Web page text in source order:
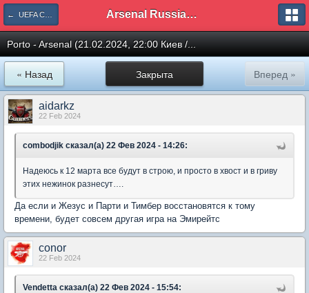
← UEFA Champions League Arsenal Russian Speaking Supporters Club
Porto - Arsenal (21.02.2024, 22:00 Киев /...
Закрыта
« Назад Вперед »
aidarkz
22 Feb 2024
combodjik сказал(а) 22 Фев 2024 - 14:26:
Надеюсь к 12 марта все будут в строю, и просто в хвост и в гриву
этих нежинок разнесут….
Да если и Жезус и Парти и Тимбер восстановятся к тому
времени, будет совсем другая игра на Эмирейтс
conor
22 Feb 2024
Vendetta сказал(а) 22 Фев 2024 - 15:54: